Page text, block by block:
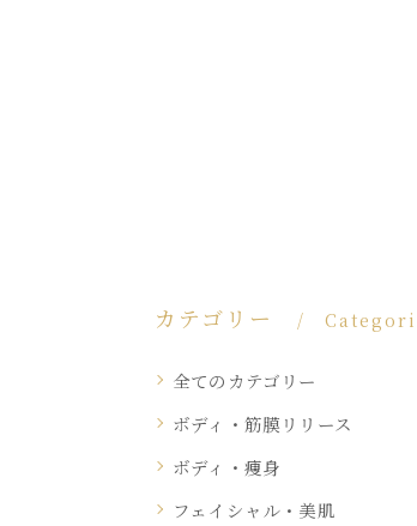
カテゴリー
全てのカテゴリー
ボディ・筋膜リリース
ボディ・痩身
フェイシャル・美肌